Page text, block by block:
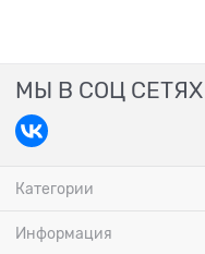
МЫ В СОЦ СЕТЯХ
Категории
Информация